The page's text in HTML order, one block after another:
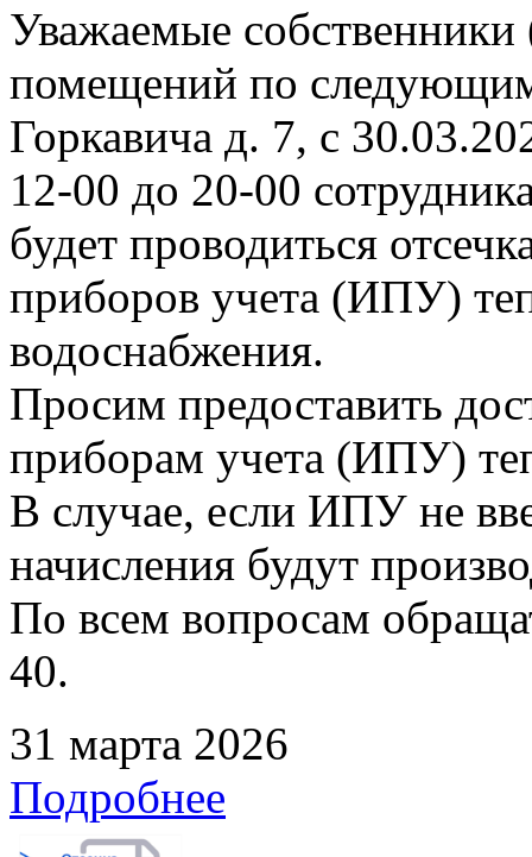
Уважаемые
помещений по
Горкавича д. 7, с
12-00 до 20-00
будет проводиться
приборов учета (ИПУ)
водоснабжения.
Просим предоставить
приборам учета (ИПУ)
В случае, если ИПУ не
начисления будут
По всем вопросам
40.
31 марта 2026
Подробнее